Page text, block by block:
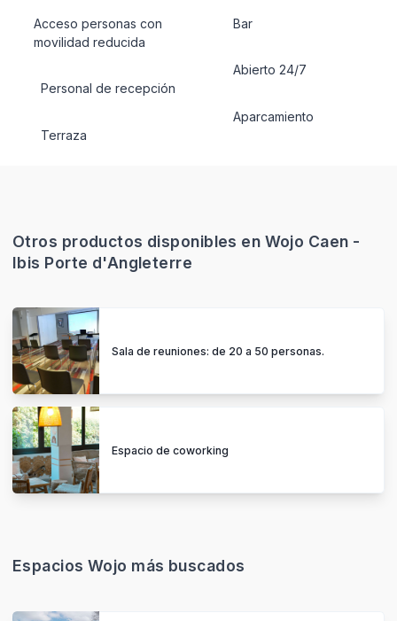
Acceso personas con
movilidad reducida
Personal de recepción
Terraza
Bar
Abierto 24/7
Aparcamiento
Otros productos disponibles en Wojo Caen -
Ibis Porte d'Angleterre
Sala de reuniones: de 20 a 50 personas.
Espacio de coworking
Espacios Wojo más buscados